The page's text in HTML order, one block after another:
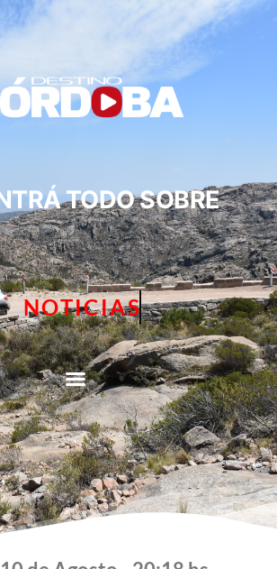
TODO SOBRE
NOTICIAS